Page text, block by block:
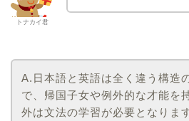
トナカイ君
A. 日本語と英語は全く違う構造
で、帰国子女や例外的な才能を
外は文法の学習が必要となりま